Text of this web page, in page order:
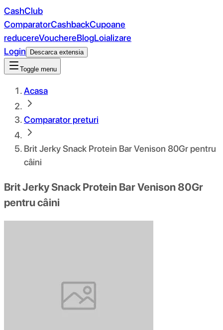
CashClub
ComparatorCashbackCupoane
reducereVouchereBlogLoializare
Login
Descarca extensia
Toggle menu
Acasa
Comparator preturi
Brit Jerky Snack Protein Bar Venison 80Gr pentru
câini
Brit Jerky Snack Protein Bar Venison 80Gr
pentru câini